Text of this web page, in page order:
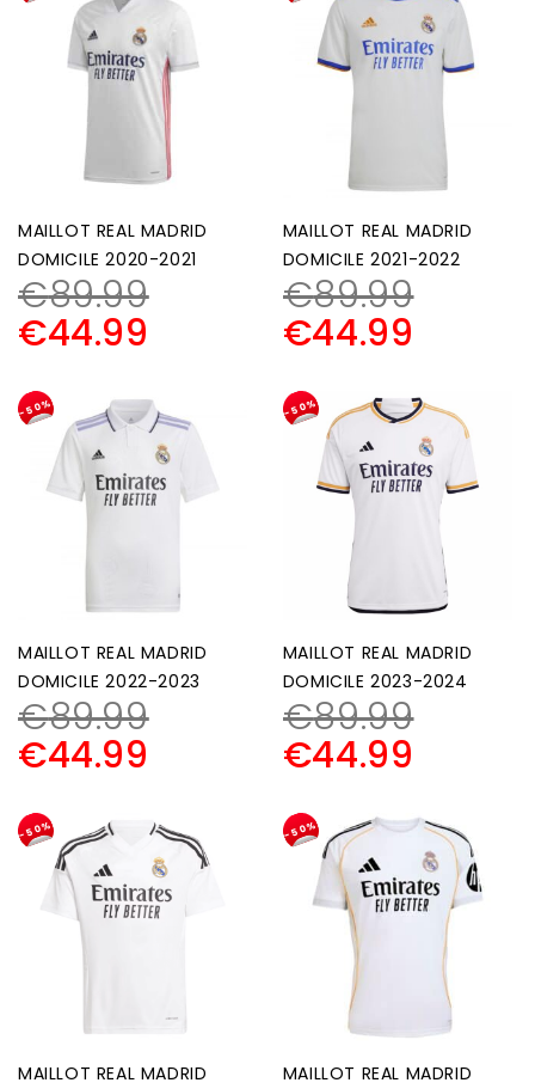
MAILLOT REAL MADRID
DOMICILE 2020-2021
€89.99
€44.99
MAILLOT REAL MADRID
DOMICILE 2021-2022
€89.99
€44.99
-50%
MAILLOT REAL MADRID
DOMICILE 2022-2023
€89.99
€44.99
-50%
MAILLOT REAL MADRID
DOMICILE 2023-2024
€89.99
€44.99
-50%
MAILLOT REAL MADRID
-50%
MAILLOT REAL MADRID